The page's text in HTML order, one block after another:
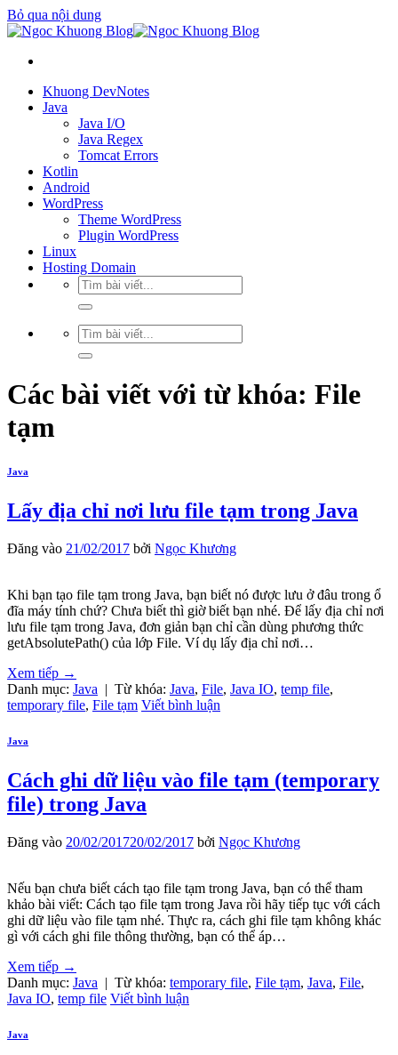
Bỏ qua nội dung
Khuong DevNotes
Java
Java I/O
Java Regex
Tomcat Errors
Kotlin
Android
WordPress
Theme WordPress
Plugin WordPress
Linux
Hosting Domain
Các bài viết với từ khóa: File
tạm
Java
Lấy địa chỉ nơi lưu file tạm trong Java
Đăng vào 21/02/2017 bởi Ngọc Khương
Khi bạn tạo file tạm trong Java, bạn biết nó được lưu ở đâu trong ổ
đĩa máy tính chứ? Chưa biết thì giờ biết bạn nhé. Để lấy địa chỉ nơi
lưu file tạm trong Java, đơn giản bạn chỉ cần dùng phương thức
getAbsolutePath() của lớp File. Ví dụ lấy địa chỉ nơi…
Xem tiếp →
Danh mục: Java | Từ khóa: Java, File, Java IO, temp file,
temporary file, File tạm Viết bình luận
Java
Cách ghi dữ liệu vào file tạm (temporary
file) trong Java
Đăng vào 20/02/201720/02/2017 bởi Ngọc Khương
Nếu bạn chưa biết cách tạo file tạm trong Java, bạn có thể tham
khảo bài viết: Cách tạo file tạm trong Java rồi hãy tiếp tục với cách
ghi dữ liệu vào file tạm nhé. Thực ra, cách ghi file tạm không khác
gì với cách ghi file thông thường, bạn có thể áp…
Xem tiếp →
Danh mục: Java | Từ khóa: temporary file, File tạm, Java, File,
Java IO, temp file Viết bình luận
Java